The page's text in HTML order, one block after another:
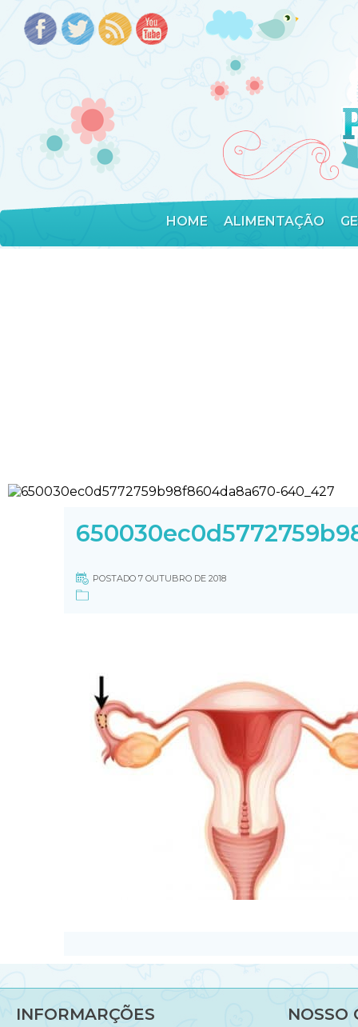
HOME ALIMENTAÇÃO
POSTADO 7 OUTUBRO DE 2018
INFORMARÇÕES NOSSO